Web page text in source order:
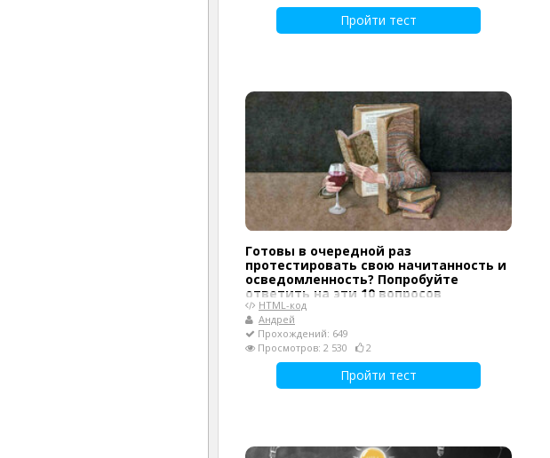
Пройти тест
Готовы в очередной раз
протестировать свою начитанность и
осведомленность? Попробуйте
ответить на эти 10 вопросов
HTML-код
Андрей
Прохождений: 649
Просмотров: 2 530
2
Пройти тест